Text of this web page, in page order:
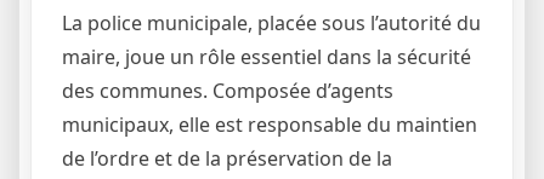
La police municipale, placée sous l’autorité du
maire, joue un rôle essentiel dans la sécurité
des communes. Composée d’agents
municipaux, elle est responsable du maintien
de l’ordre et de la préservation de la